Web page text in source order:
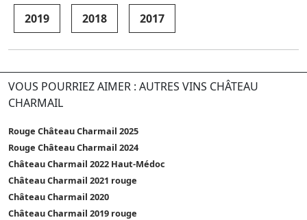
2019 2018 2017
VOUS POURRIEZ AIMER : AUTRES VINS CHÂTEAU
CHARMAIL
Rouge Château Charmail 2025
Rouge Château Charmail 2024
Château Charmail 2022 Haut-Médoc
Château Charmail 2021 rouge
Château Charmail 2020
Château Charmail 2019 rouge